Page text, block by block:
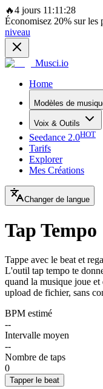
🔥4 jours 11:11:28
Économisez 20% sur les
niveau
Musci.io
Home
Modèles de
Voix & Outils
Seedance 2.0HOT
Tarifs
Explorer
Mes Créations
Changer de langue
Tap Tempo
Tappe avec le beat et
L'outil tap tempo te
quand la musique joue
upload de fichier, sans
BPM estimé
--
Intervalle moyen
--
Nombre de taps
0
Tapper le beat